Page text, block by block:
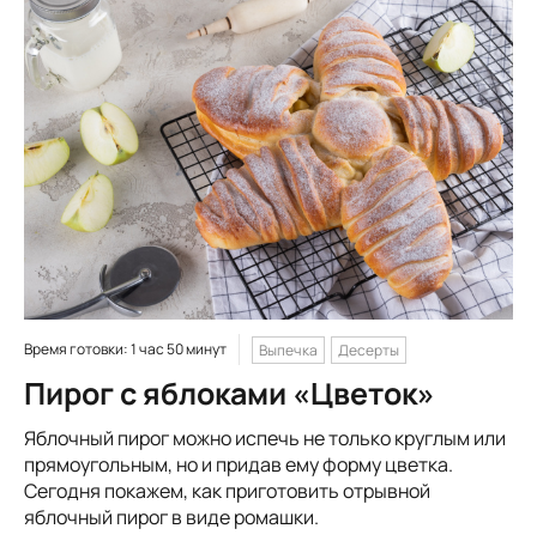
Время готовки: 1 час 50 минут Выпечка Десерты
Пирог с яблоками «Цветок»
Яблочный пирог можно испечь не только круглым или
прямоугольным, но и придав ему форму цветка.
Сегодня покажем, как приготовить отрывной
яблочный пирог в виде ромашки.